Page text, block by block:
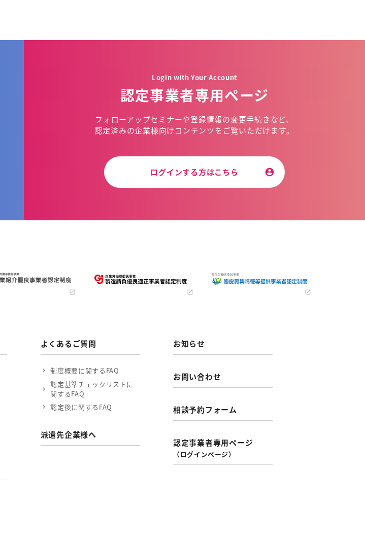
Login with Your Account
認定事業者専用ページ
フォローアップセミナーや登録情報の変更手続きなど、
認定済みの企業様向けコンテンツを ご覧いただけます。
ログインする方はこちら
よくあるご質問
制度概要に関するFAQ
認定基準チェックリストに
関するFAQ
認定後に関するFAQ
派遣先企業様へ
お知らせ
お問い合わせ
相談予約フォーム
認定事業者専用ページ
（ログインページ）